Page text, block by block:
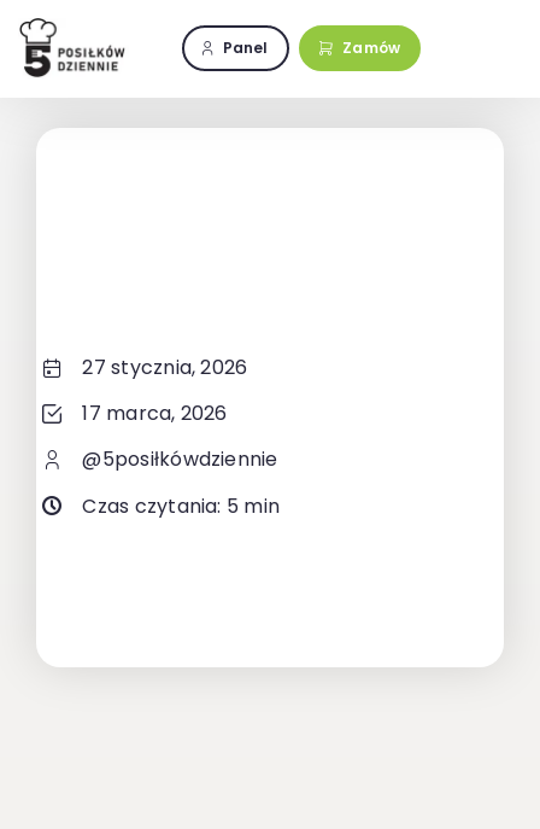
Przejdź
zawartości
Panel Zamów
27 stycznia, 2026
17 marca, 2026
@5posiłkówdziennie
Czas czytania: 5 min